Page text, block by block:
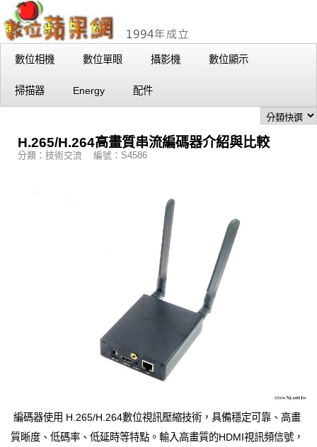
數位相機 數位單眼 攝影機 數位顯示
掃描器 Energy 配件
H.265/H.264高畫質串流編碼器介紹與比較
分類：技術交流 編號：S4586
編碼器使用 H.265/H.264數位視訊壓縮技術，具備穩定可靠、高畫
質晰度、低碼率、低延時等特點。輸入高畫質的HDMI視訊頻信號，